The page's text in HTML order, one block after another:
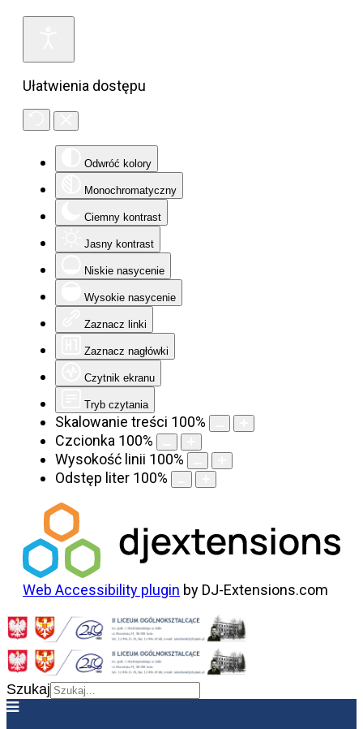
Ułatwienia dostępu
Odwróć kolory
Monochromatyczny
Ciemny kontrast
Jasny kontrast
Niskie nasycenie
Wysokie nasycenie
Zaznacz linki
Zaznacz nagłówki
Czytnik ekranu
Tryb czytania
Skalowanie treści 100%
Czcionka 100%
Wysokość linii 100%
Odstęp liter 100%
Web Accessibility plugin by DJ-Extensions.com
Szukaj